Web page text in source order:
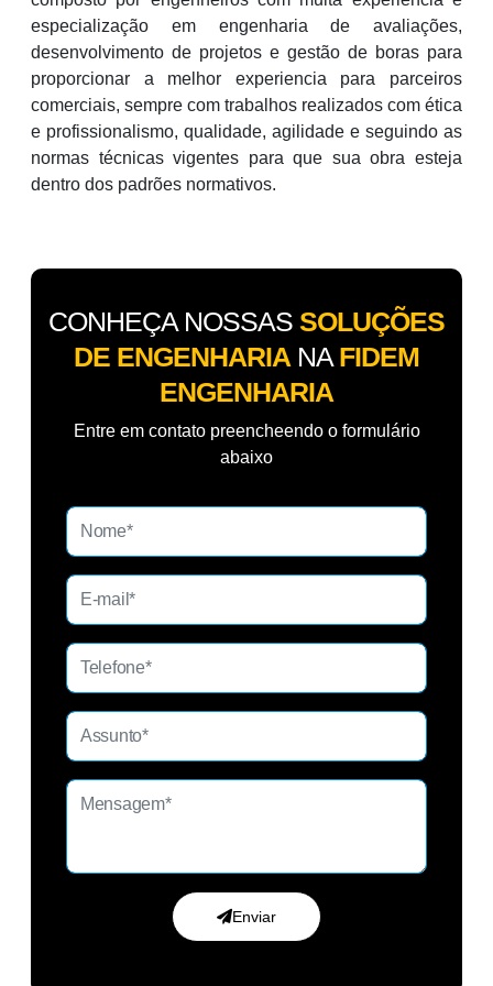
especialização em engenharia de avaliações,
desenvolvimento de projetos e gestão de boras para
proporcionar a melhor experiencia para parceiros
comerciais, sempre com trabalhos realizados com ética
e profissionalismo, qualidade, agilidade e seguindo as
normas técnicas vigentes para que sua obra esteja
dentro dos padrões normativos.
CONHEÇA NOSSAS SOLUÇÕES
DE ENGENHARIA NA FIDEM
ENGENHARIA
Entre em contato preencheendo o formulário
abaixo
Enviar